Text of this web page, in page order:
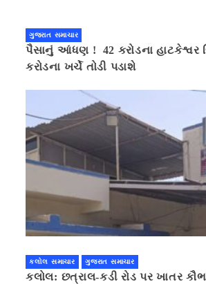
ગુજરાત સમાચાર
પૈસાનું આંધણ ! 42 કરોડના હાટકેશ્વર
કરોડના ખર્ચે તોડી પડાશે
કલોલ સમાચાર ગુજરાત સમાચાર
કલોલ: છત્રાલ-કડી રોડ પર ખાતર